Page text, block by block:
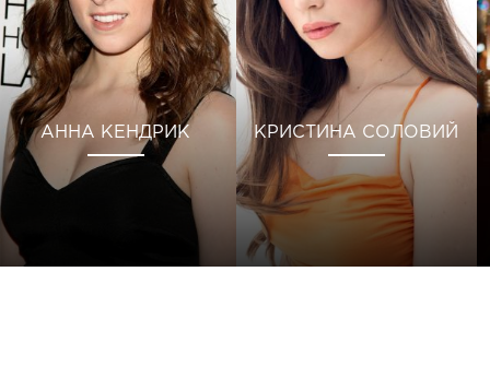
АННА КЕНДРИК КРИСТИНА СОЛОВИЙ